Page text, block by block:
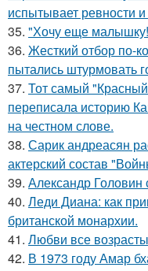
испытывает ревности
35. "Хочу еще малышку!
36. Жесткий отбор по-
пытались штурмовать
37. Тот самый
переписала историю
на честном слове.
38. Сарик андреасян
актерский состав
39. Александр
40. Леди Диана: как
британской монархии.
41. Любви все
42. В 1973 году Амар